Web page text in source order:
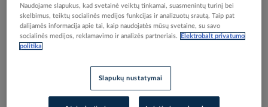
images
gallery
Elektrobalt prekės kodas
082198
EAN kodas
4011377101647
Gamintojo prekės kodas
ME2995AT
Prisijunkite, norėdami pamatyti kainas
Įtraukti į palyginimą
Naudojame slapukus, kad svetainė veiktų tinkamai, suasmenintų turinį bei
skelbimus, teiktų socialinės medijos funkcijas ir analizuotų srautą. Taip pat
dalijamės informacija apie tai, kaip naudojatės mūsų svetaine, su savo
socialinės medijos, reklamavimo ir analizės partneriais.
Elektrobalt privatumo
politika
Slapukų nustatymai